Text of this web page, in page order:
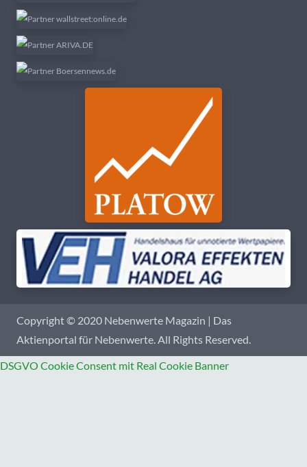
Copyright © 2020 Nebenwerte Magazin | Das
Aktienportal für Nebenwerte. All Rights Reserved.
DSGVO Cookie Consent mit Real Cookie Banner